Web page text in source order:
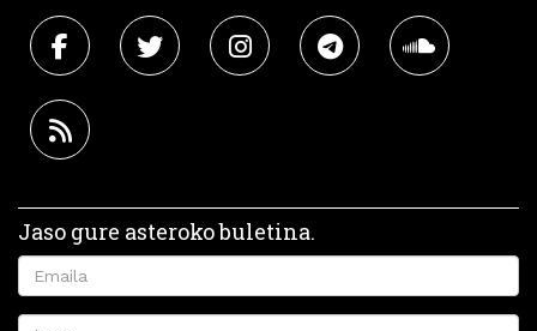
Jaso gure asteroko buletina.